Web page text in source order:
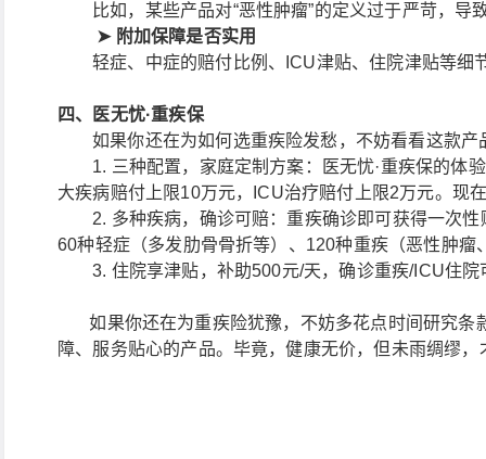
比如，某些产品对“恶性肿瘤”的定义过于严苛，导
➤ 附加保障是否实用
轻症、中症的赔付比例、ICU津贴、住院津贴等细
四、医无忧·重疾保
如果你还在为如何选重疾险发愁，不妨看看这款
1. 三种配置，家庭定制方案：医无忧·重疾保的体
大疾病赔付上限10万元，ICU治疗赔付上限2万元。现
2. 多种疾病，确诊可赔：重疾确诊即可获得一次
60种轻症（多发肋骨骨折等）、120种重疾（恶性肿瘤
3. 住院享津贴，补助500元/天，确诊重疾/ICU住
如果你还在为重疾险犹豫，不妨多花点时间研究条
障、服务贴心的产品。毕竟，健康无价，但未雨绸缪